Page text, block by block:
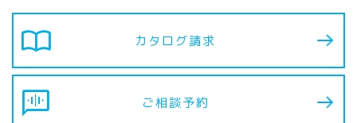
import_contacts カタログ請求
voice_chat ご相談予約